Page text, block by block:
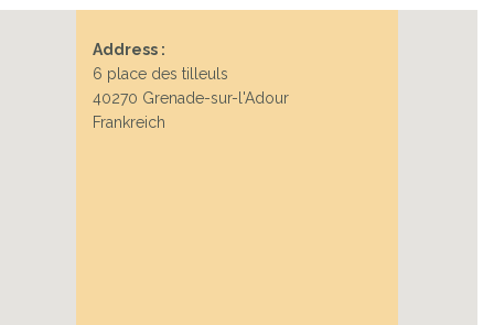
Address :
6 place des tilleuls
40270 Grenade-sur-l'Adour
Frankreich